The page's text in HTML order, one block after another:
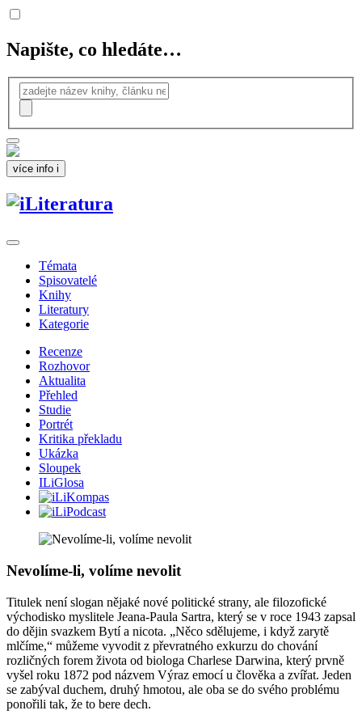
Napište, co hledáte…
více info i
Témata
Spisovatelé
Knihy
Literatury
Kategorie
Recenze
Rozhovor
Aktualita
Přehled
Studie
Portrét
Kritika překladu
Ukázka
Sloupek
ILiGlosa
Nevolíme-li, volíme nevolit
Titulek není slogan nějaké nové politické strany, ale filozofické
východisko myslitele Jeana-Paula Sartra, který se v roce 1943 zapsal
do dějin svazkem Bytí a nicota. „Něco sdělujeme, i když zarytě
mlčíme,“ můžeme vyvodit z převratného exkurzu do chování
rozličných forem života od biologa Charlese Darwina, který prvně
vyšel roku 1872 pod názvem Výraz emocí u člověka a zvířat. Jeden
se zabýval duchem, druhý hmotou, ale oba se do svého problému
ponořili tak, že to bere dech.